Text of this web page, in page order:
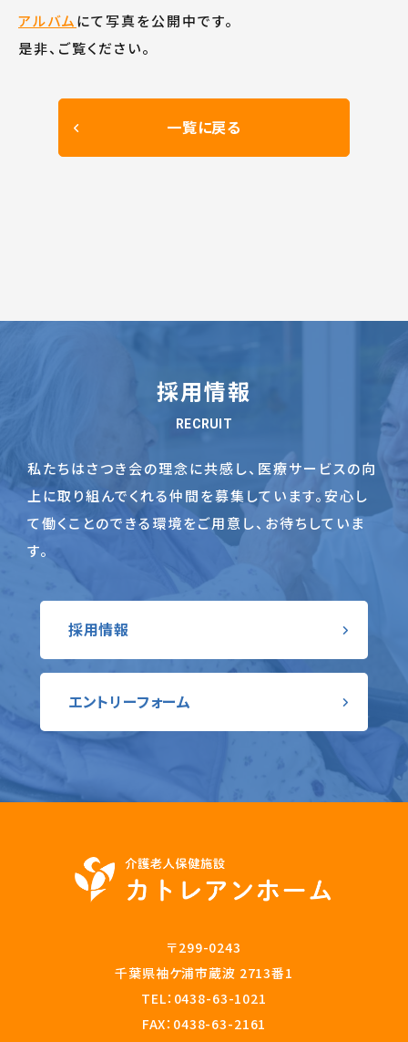
アルバムにて写真を公開中です。
是非、ご覧ください。
一覧に戻る
採用情報
RECRUIT
私たちはさつき会の理念に共感し、医療サービスの向
上に取り組んでくれる仲間を募集しています。安心し
て働くことのできる環境をご用意し、お待ちしていま
す。
採用情報
エントリーフォーム
〒299-0243
千葉県袖ケ浦市蔵波 2713番1
TEL： 0438-63-1021
FAX：0438-63-2161